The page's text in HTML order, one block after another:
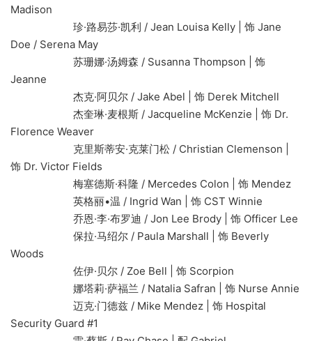
Madison
珍·路易莎·凯利 / Jean Louisa Kelly | 饰 Jane
Doe / Serena May
苏珊娜·汤姆森 / Susanna Thompson | 饰
Jeanne
杰克·阿贝尔 / Jake Abel | 饰 Derek Mitchell
杰奎琳·麦根斯 / Jacqueline McKenzie | 饰 Dr.
Florence Weaver
克里斯蒂安·克莱门松 / Christian Clemenson |
饰 Dr. Victor Fields
梅塞德斯·科隆 / Mercedes Colon | 饰 Mendez
英格丽•温 / Ingrid Wan | 饰 CST Winnie
乔恩·李·布罗迪 / Jon Lee Brody | 饰 Officer Lee
保拉·马绍尔 / Paula Marshall | 饰 Beverly
Woods
佐伊·贝尔 / Zoe Bell | 饰 Scorpion
娜塔莉·萨福兰 / Natalia Safran | 饰 Nurse Annie
迈克·门德兹 / Mike Mendez | 饰 Hospital
Security Guard #1